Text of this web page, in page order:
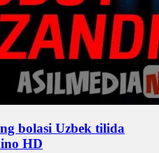
bolasi Uzbek tilida
HD